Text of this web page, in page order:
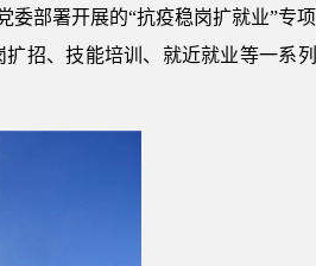
委部署开展的“抗疫稳岗扩就业”专项
招、技能培训、就近就业等一系列